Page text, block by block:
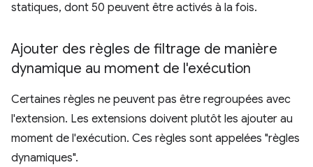
statiques, dont 50 peuvent être activés à la fois.
Ajouter des règles de filtrage de manière
dynamique au moment de l'exécution
Certaines règles ne peuvent pas être regroupées avec
l'extension. Les extensions doivent plutôt les ajouter au
moment de l'exécution. Ces règles sont appelées "règles
dynamiques".